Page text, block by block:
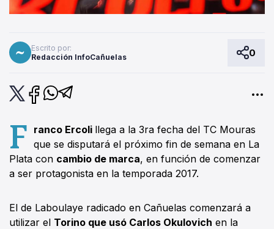
Escrito por:
Redacción InfoCañuelas
0
F ranco Ercoli llega a la 3ra fecha del TC Mouras
que se disputará el próximo fin de semana en La
Plata con cambio de marca, en función de comenzar
a ser protagonista en la temporada 2017.
El de Laboulaye radicado en Cañuelas comenzará a
utilizar el Torino que usó Carlos Okulovich en la